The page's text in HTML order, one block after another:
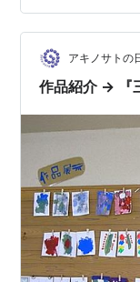
中が終わって一
済み、左奥が未
面のオオタニウ
アキノサトの
作品紹介 → 『